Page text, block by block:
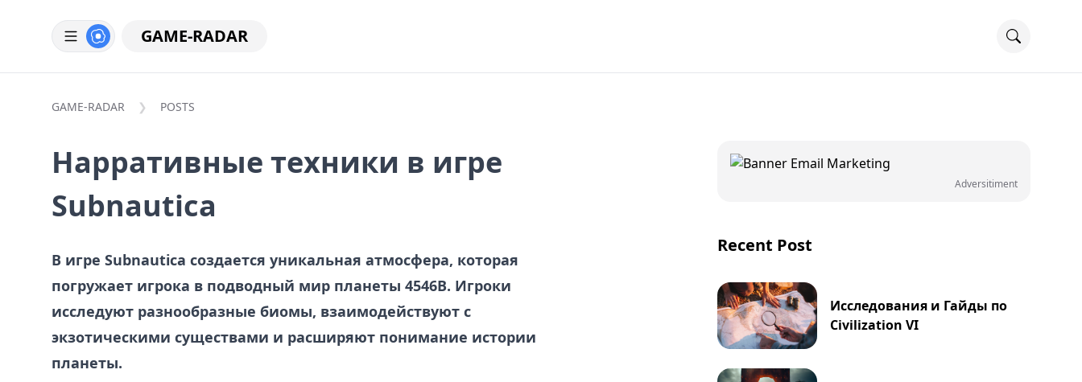
GAME-RADAR
GAME-RADAR POSTS
Нарративные техники в игре
Subnautica
В игре Subnautica создается уникальная атмосфера, которая
погружает игрока в подводный мир планеты 4546B. Игроки
исследуют разнообразные биомы, взаимодействуют с
экзотическими существами и расширяют понимание истории
планеты.
Adversitiment
Recent Post
Исследования и Гайды по
Civilization VI